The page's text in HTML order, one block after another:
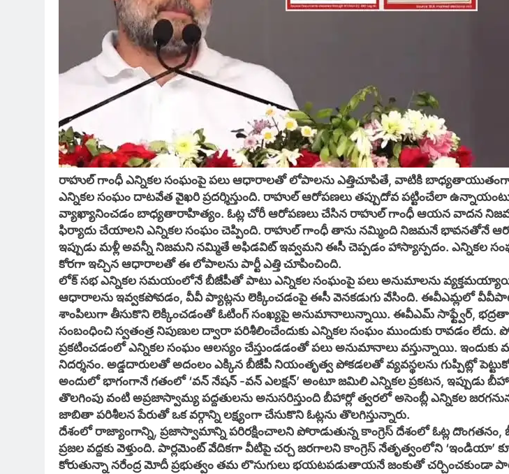
రాహుల్ గాంధీ ఎన్నికల సంఘంపై పలు ఆధారాలతో లోపాలను ఎత్తిచూపితే, వాటికి బాధ్యతాయుతంగా
ఎన్నికల సంఘం దాటవేత వైఖరి ప్రదర్శిస్తుంది. రాహుల్ ఆరోపణలు తప్పుదోవ పట్టించేలా
వ్యాఖ్యానించడం బాధ్యతారాహిత్యం. ఓట్ల చోరీ ఆరోపణలు చేసిన రాహుల్ గాంధీ ఆయన వాదన
ఫిర్యాదు చేయాలని ఎన్నికల సంఘం చెప్పింది. రాహుల్ గాంధీ తాను నమ్మింది నిజమనే భావనతోనే
ఇప్పుడు మళ్లీ అవన్నీ నిజమని నమ్మితే అఫిడవిట్ ఇవ్వమని ఈసీ చెప్పడం హాస్యాస్పదం. ఎన్నికల
కోరగా ఇచ్చిన ఆధారాలతో ఈ లోపాలను పార్టీ ఎత్తి చూపించింది.
లోక్ సభ ఎన్నికల సమయంలోనే బీజేపీతో పాటు ఎన్నికల సంఘంపై పలు అనుమాలను
ఆధారాలను ఇవ్వకపోవడం, వీవీ ప్యాట్లను లెక్కించడంపై ఈసీ వెనకడుగు వేసింది. ఈవీఎమ్లలో
శాంపిలుగా తీసుకొని లెక్కించడంతో ఓటింగ్ సంఖ్యపై అనుమానాలున్నాయి. ఈవీఎమ్ సాఫ్ట్వేర్, భద్రతా
సంబంధించి స్వతంత్ర నిపుణుల ద్వారా పరిశీలించేందుకు ఎన్నికల సంఘం ముందుకు రావడం
ప్రకటించడంలో ఎన్నికల సంఘం ఆలస్యం చేస్తుండడంతో పలు అనుమానాలు వస్తున్నాయి. ఇందుకు
నిదర్శనం. అడ్డదారులతో అదంలం ఎక్కిన బీజేపీ నియంతృత్వ పోకడలతో వ్యవస్థలను గుప్పిట్లో
అందులో భాగంగానే గతంలో ‘వన్ నేషన్ -వన్ ఎలక్షన్’ అంటూ జమిలి ఎన్నికల ప్రకటన, ఇప్పుడు
తొలగింపు వంటి అప్రజాస్వామ్య పద్దతులను అనుసరిస్తుంది బీహార్లో త్వరలో అసెంబ్లీ ఎన్నికల
జాబితా పరిశీలన పేరుతో ఒక వర్గాన్ని లక్ష్యంగా చేసుకొని ఓట్లను తొలగిస్తున్నారు.
దేశంలో రాజ్యాంగాన్ని, ప్రజాస్వామాన్ని పరిరక్షించాలని పోరాడుతున్న కాంగ్రెస్ దేశంలో ఓట్ల దొంగతనం,
ప్రజల వద్దకు వెళ్తుంది. పార్లమెంట్ వేదికగా వీటిపై చర్చ జరగాలని కాంగ్రెస్ నేతృత్వంలోని ‘ఇండియా’
కోరుతున్నా నరేంద్ర మోదీ ప్రభుత్వం తమ లొసుగులు భయటపడుతాయనే జంకుతో చర్చించకుండా